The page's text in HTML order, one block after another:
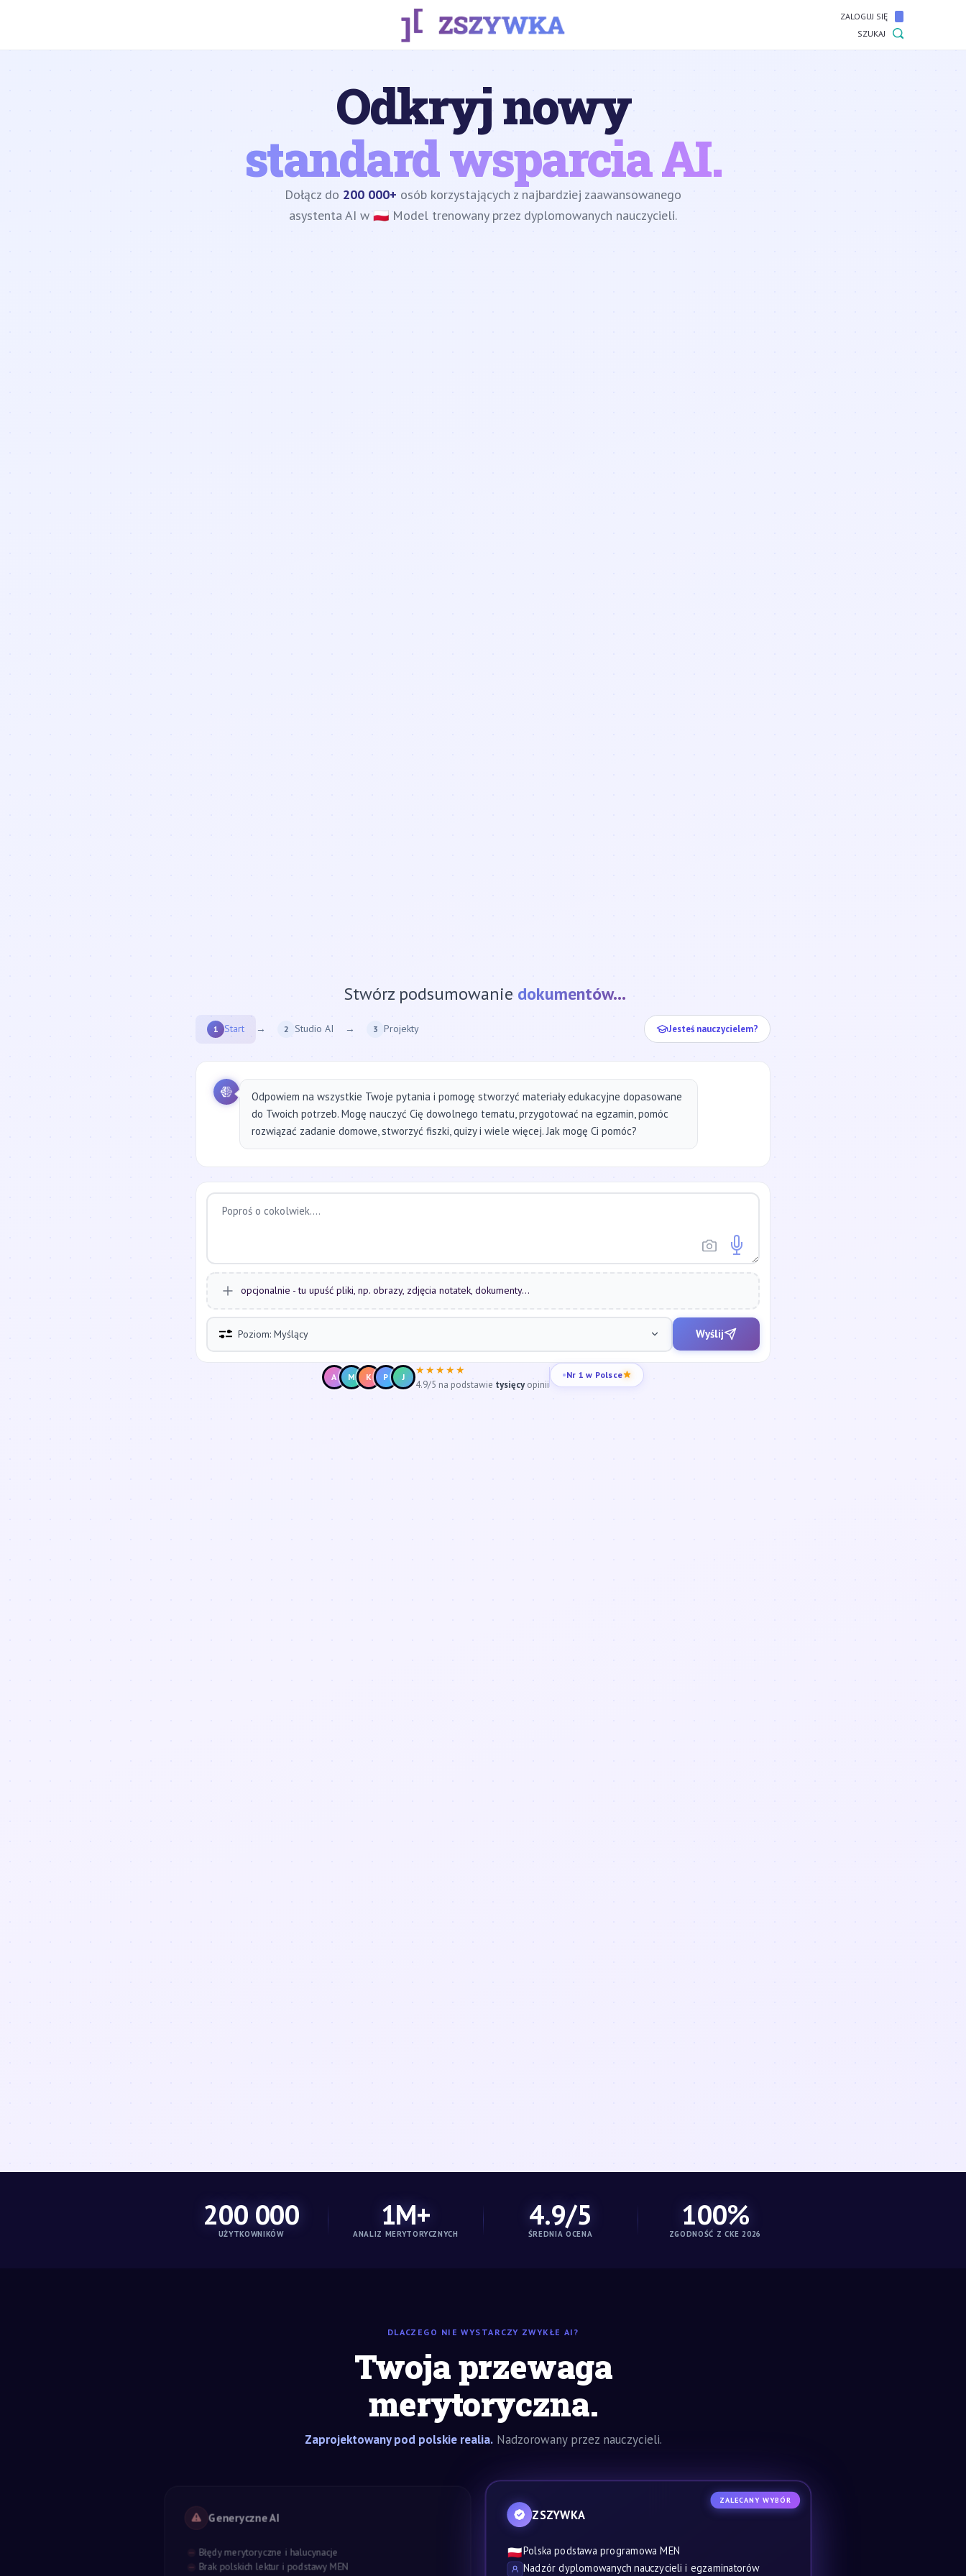
ZALOGUJ SIĘ
SZUKAJ
Odkryj nowy
standard wsparcia AI.
Dołącz do 200 000+ osób korzystających z najbardziej zaawansowanego
asystenta AI w 🇵🇱 Model trenowany przez dyplomowanych nauczycieli.
Stwórz podsumowanie strony internetowej...
1 Start → 2 Studio AI → 3 Projekty Jesteś nauczycielem?
Odpowiem na wszystkie Twoje pytania i pomogę stworzyć materiały edukacyjne dopasowane
do Twoich potrzeb. Mogę nauczyć Cię dowolnego tematu, przygotować na egzamin, pomóc
rozwiązać zadanie domowe, stworzyć fiszki, quizy i wiele więcej. Jak mogę Ci pomóc?
opcjonalnie - tu upuść pliki, np. obrazy, zdjęcia notatek, dokumenty...
Poziom: Myślący Wyślij
A M K P J
★★★★★
4.9/5 na podstawie tysięcyopinii
Nr 1 w Polsce
200 000
UŻYTKOWNIKÓW
1M+
ANALIZ MERYTORYCZNYCH
4.9/5
ŚREDNIA OCENA
100%
ZGODNOŚĆ Z CKE 2026
DLACZEGO NIE WYSTARCZY ZWYKŁE AI?
Twoja przewaga
merytoryczna.
Zaprojektowany pod polskie realia.Nadzorowany przez nauczycieli.
Generyczne AI
Błędy merytoryczne i halucynacje
Brak polskich lektur i podstawy MEN
ZALECANY WYBÓR
ZSZYWKA
🇵🇱Polska podstawa programowa MEN
Nadzór dyplomowanych nauczycieli i egzaminatorów